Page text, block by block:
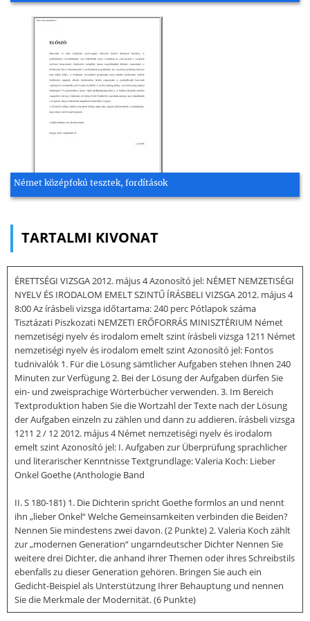
Német középfokú tesztek, fordítások
TARTALMI KIVONAT
ÉRETTSÉGI VIZSGA 2012. május 4 Azonosító jel: NÉMET NEMZETISÉGI
NYELV ÉS IRODALOM EMELT SZINTŰ ÍRÁSBELI VIZSGA 2012. május 4
8:00 Az írásbeli vizsga időtartama: 240 perc Pótlapok száma
Tisztázati Piszkozati NEMZETI ERŐFORRÁS MINISZTÉRIUM Német
nemzetiségi nyelv és irodalom emelt szint írásbeli vizsga 1211 Német
nemzetiségi nyelv és irodalom emelt szint Azonosító jel: Fontos
tudnivalók 1. Für die Lösung sämtlicher Aufgaben stehen Ihnen 240
Minuten zur Verfügung 2. Bei der Lösung der Aufgaben dürfen Sie
ein- und zweisprachige Wörterbücher verwenden. 3. Im Bereich
Textproduktion haben Sie die Wortzahl der Texte nach der Lösung
der Aufgaben einzeln zu zählen und dann zu addieren. írásbeli vizsga
1211 2 / 12 2012. május 4 Német nemzetiségi nyelv és irodalom
emelt szint Azonosító jel: I. Aufgaben zur Überprüfung sprachlicher
und literarischer Kenntnisse Textgrundlage: Valeria Koch: Lieber
Onkel Goethe (Anthologie Band
II. S 180-181) 1. Die Dichterin spricht Goethe formlos an und nennt
ihn „lieber Onkel“ Welche Gemeinsamkeiten verbinden die Beiden?
Nennen Sie mindestens zwei davon. (2 Punkte) 2. Valeria Koch zählt
zur „modernen Generation“ ungarndeutscher Dichter Nennen Sie
weitere drei Dichter, die anhand ihrer Themen oder ihres Schreibstils
ebenfalls zu dieser Generation gehören. Bringen Sie auch ein
Gedicht-Beispiel als Unterstützung Ihrer Behauptung und nennen
Sie die Merkmale der Modernität. (6 Punkte)